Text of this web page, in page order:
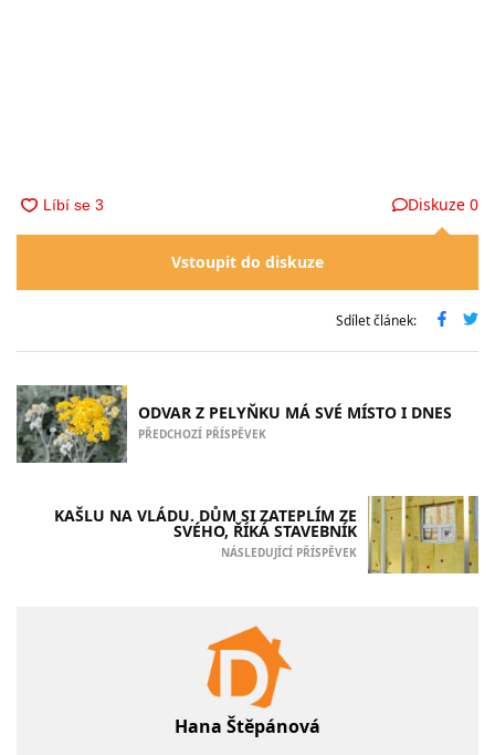
Diskuze 0
Vstoupit do diskuze
Sdílet článek:
ODVAR Z PELYŇKU MÁ SVÉ MÍSTO I DNES
PŘEDCHOZÍ PŘÍSPĚVEK
KAŠLU NA VLÁDU. DŮM SI ZATEPLÍM ZE
SVÉHO, ŘÍKÁ STAVEBNÍK
NÁSLEDUJÍCÍ PŘÍSPĚVEK
Hana Štěpánová